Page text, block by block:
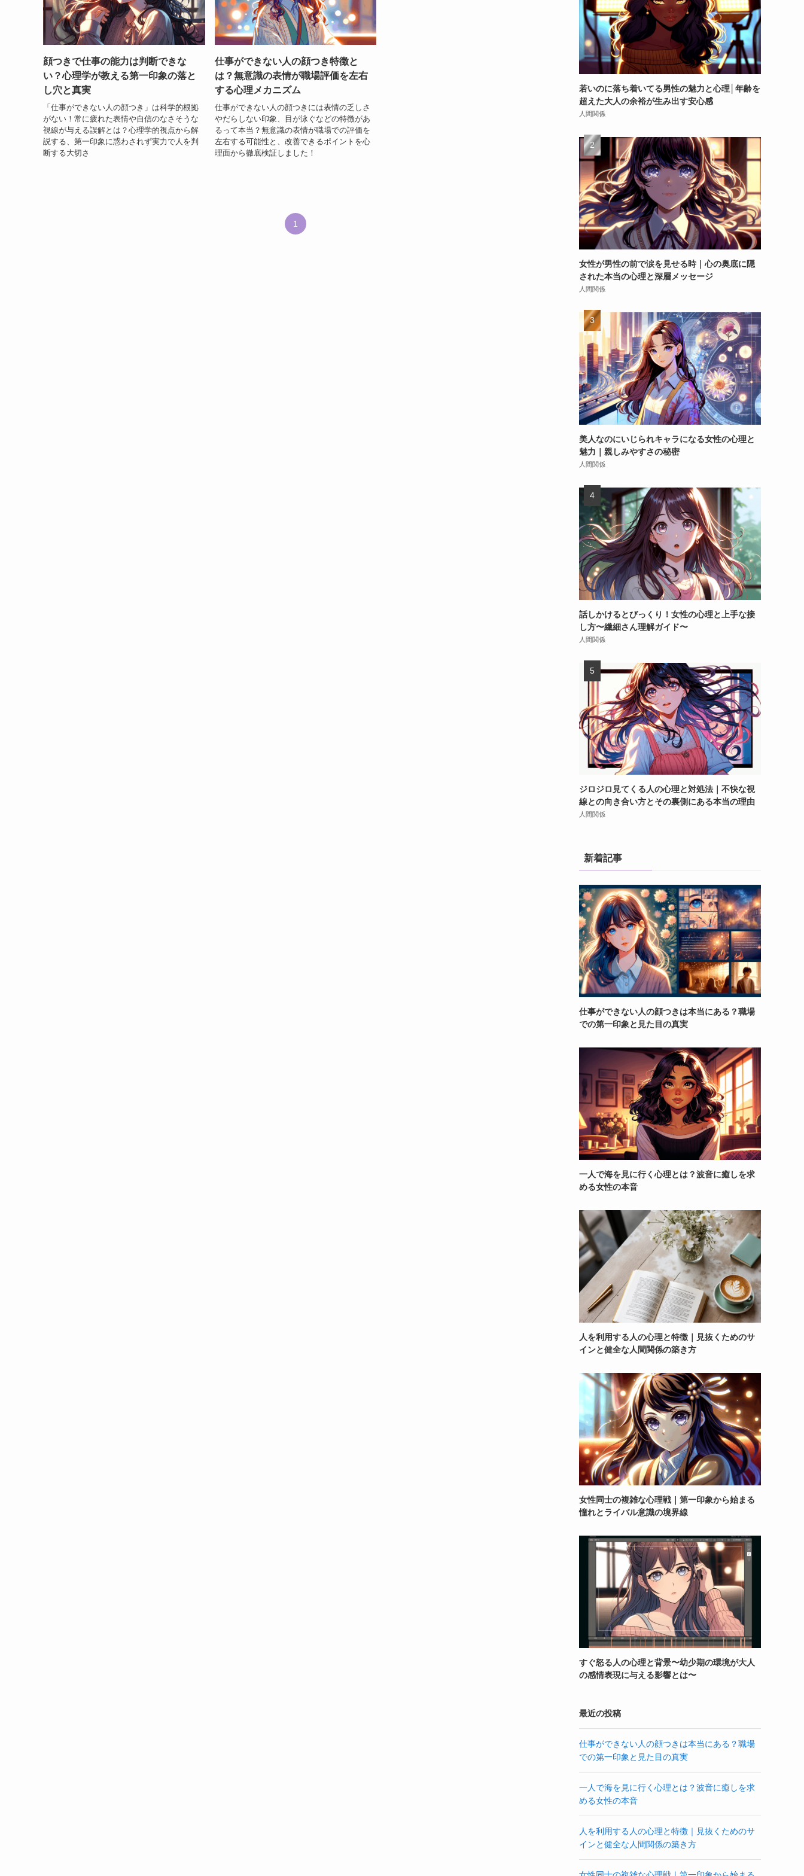
顔つきで仕事の能力は判断できな
い？心理学が教える第一印象の落と
し穴と真実
「仕事ができない人の顔つき」は科学的根拠
がない！常に疲れた表情や自信のなさそうな
視線が与える誤解とは？心理学的視点から解
説する、第一印象に惑わされず実力で人を判
断する大切さ
仕事ができない人の顔つき特徴と
は？無意識の表情が職場評価を左右
する心理メカニズム
仕事ができない人の顔つきには表情の乏しさ
やだらしない印象、目が泳ぐなどの特徴があ
るって本当？無意識の表情が職場での評価を
左右する可能性と、改善できるポイントを心
理面から徹底検証しました！
1
若いのに落ち着いてる男性の魅力と心理│年齢を
超えた大人の余裕が生み出す安心感
人間関係
女性が男性の前で涙を見せる時｜心の奥底に隠
された本当の心理と深層メッセージ
人間関係
美人なのにいじられキャラになる女性の心理と
魅力｜親しみやすさの秘密
人間関係
話しかけるとびっくり！女性の心理と上手な接
し方〜繊細さん理解ガイド〜
人間関係
ジロジロ見てくる人の心理と対処法｜不快な視
線との向き合い方とその裏側にある本当の理由
人間関係
新着記事
仕事ができない人の顔つきは本当にある？職場
での第一印象と見た目の真実
一人で海を見に行く心理とは？波音に癒しを求
める女性の本音
人を利用する人の心理と特徴｜見抜くためのサ
インと健全な人間関係の築き方
女性同士の複雑な心理戦｜第一印象から始まる
憧れとライバル意識の境界線
すぐ怒る人の心理と背景〜幼少期の環境が大人
の感情表現に与える影響とは〜
最近の投稿
仕事ができない人の顔つきは本当にある？職場
での第一印象と見た目の真実
一人で海を見に行く心理とは？波音に癒しを求
める女性の本音
人を利用する人の心理と特徴｜見抜くためのサ
インと健全な人間関係の築き方